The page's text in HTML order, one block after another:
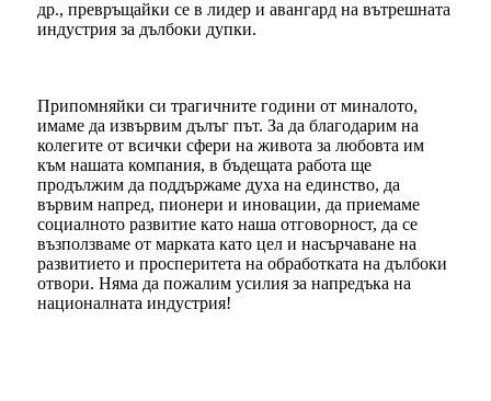
др., превръщайки се в лидер и авангард на вътрешната
индустрия за дълбоки дупки.
Припомняйки си трагичните години от миналото,
имаме да извървим дълъг път. За да благодарим на
колегите от всички сфери на живота за любовта им
към нашата компания, в бъдещата работа ще
продължим да поддържаме духа на единство, да
вървим напред, пионери и иновации, да приемаме
социалното развитие като наша отговорност, да се
възползваме от марката като цел и насърчаване на
развитието и просперитета на обработката на дълбоки
отвори. Няма да пожалим усилия за напредъка на
националната индустрия!